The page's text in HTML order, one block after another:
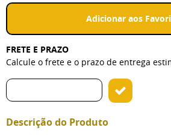
Adicionar aos
FRETE E PRAZO
Calcule o frete e o prazo de entrega
Descrição do Produto